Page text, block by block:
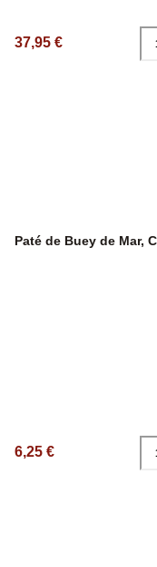
37,95 €
Paté de Buey de Mar,
6,25 €